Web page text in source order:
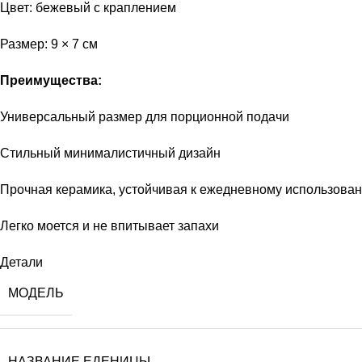
Цвет: бежевый с краплением
Размер: 9 × 7 см
Преимущества:
Универсальный размер для порционной подачи
Стильный минималистичный дизайн
Прочная керамика, устойчивая к ежедневному
Легко моется и не впитывает запахи
Детали
МОДЕЛЬ